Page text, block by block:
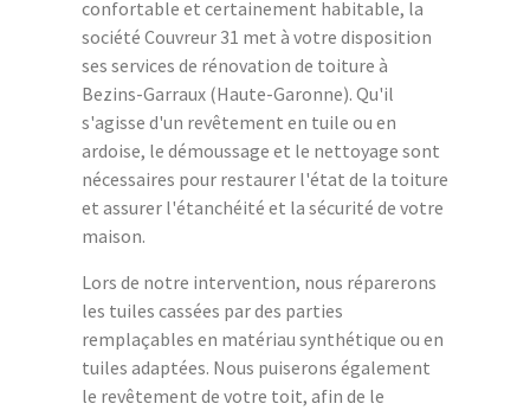
confortable et certainement habitable, la
société Couvreur 31 met à votre disposition
ses services de rénovation de toiture à
Bezins-Garraux (Haute-Garonne). Qu'il
s'agisse d'un revêtement en tuile ou en
ardoise, le démoussage et le nettoyage sont
nécessaires pour restaurer l'état de la toiture
et assurer l'étanchéité et la sécurité de votre
maison.
Lors de notre intervention, nous réparerons
les tuiles cassées par des parties
remplaçables en matériau synthétique ou en
tuiles adaptées. Nous puiserons également
le revêtement de votre toit, afin de le